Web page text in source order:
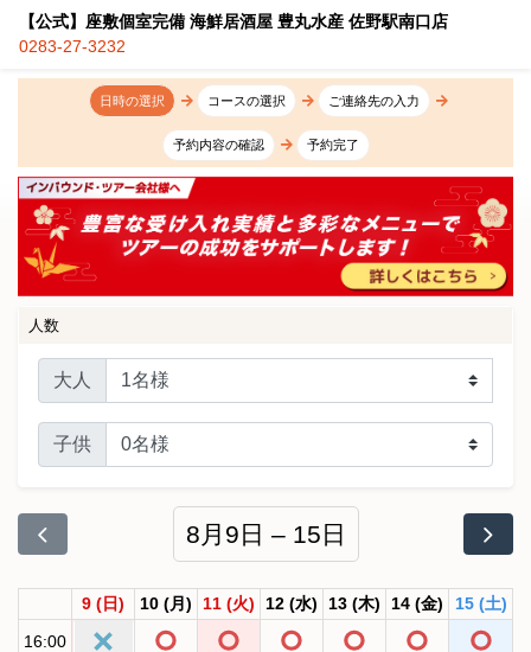
【公式】座敷個室完備 海鮮居酒屋 豊丸水産 佐野駅南口店
0283-27-3232
日時の選択 コースの選択 ご連絡先の入力
予約内容の確認 予約完了
人数
大人
子供
8月9日 – 15日
9 (日) 10 (月) 11 (火) 12 (水) 13 (木) 14 (金) 15 (土)
16:00